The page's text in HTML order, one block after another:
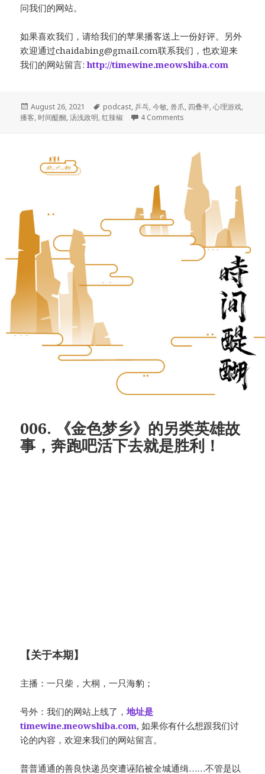
问我们的网站。
如果喜欢我们，请给我们的苹果播客送上一份好评。另外
欢迎通过chaidabing@gmail.com联系我们，也欢迎来
我们的网站留言:http://timewine.meowshiba.com
Posted
on
August 26, 2021 Tags
podcast,乒乓,今敏,兽爪, 四叠半,心理游戏,
播客,时间醍醐,汤浅政明,红辣椒 4 Comments
006. 《金色梦乡》的另类英雄故
事，奔跑吧活下去就是胜利！
【关于本期】
主播：一只柴，大桐，一只海豹；
号外：我们的网站上线了，地址是
timewine.meowshiba.com, 如果你有什么想跟我们讨
论的内容，欢迎来我们的网站留言。
普普通通的善良快递员突遭诬陷被全城通缉……不管是以